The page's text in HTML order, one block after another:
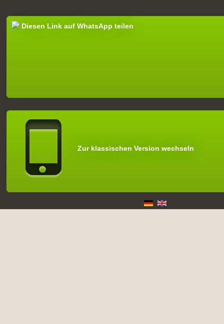
Diesen Link auf WhatsApp teilen
Zur klassischen Version wechseln